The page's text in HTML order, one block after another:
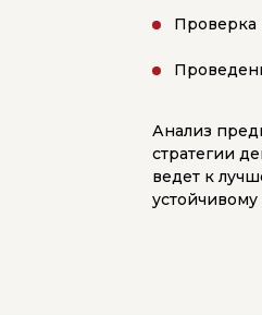
Проверка
Анализ
стратегии
ведет к